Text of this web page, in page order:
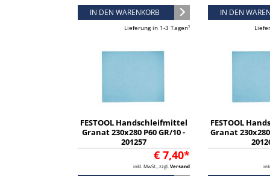
IN DEN WARENKORB
Lieferung in 1-3 Tagen¹
IN DEN
FESTOOL Handschleifmittel
Granat 230x280 P60 GR/10 -
201257
€ 7,40*
inkl. MwSt., zzgl. Versand
FESTOOL
Granat 230x280